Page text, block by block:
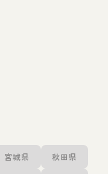
宮城県 秋田県